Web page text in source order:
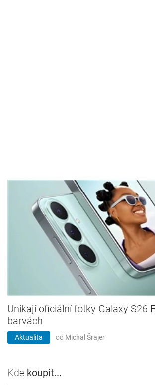
Unikají oficiální fotky Galaxy S26
barvách
Aktualita od Michal Šrajer
Kde koupit...